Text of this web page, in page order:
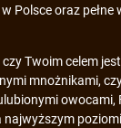
Polsce oraz pełne
czy Twoim celem
mnożnikami,